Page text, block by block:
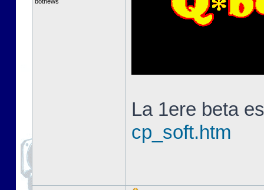
La 1ere beta
cp_soft.htm